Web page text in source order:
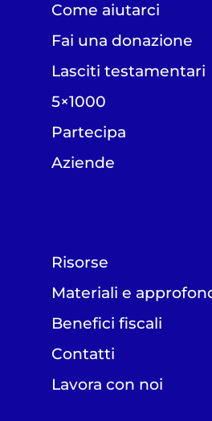
Come aiutarci
Fai una donazione
Lasciti testamentari
5×1000
Partecipa
Aziende
Risorse
Materiali e
Benefici fiscali
Contatti
Lavora con noi